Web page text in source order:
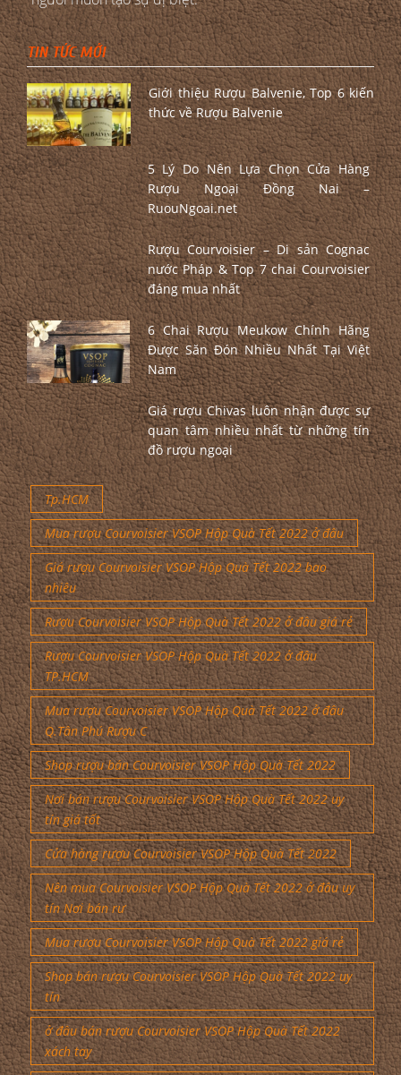
TIN TỨC MỚI
Giới thiệu Rượu Balvenie, Top 6 kiến
thức về Rượu Balvenie
5 Lý Do Nên Lựa Chọn Cửa Hàng
Rượu Ngoại Đồng Nai –
RuouNgoai.net
Rượu Courvoisier – Di sản Cognac
nước Pháp & Top 7 chai Courvoisier
đáng mua nhất
6 Chai Rượu Meukow Chính Hãng
Được Săn Đón Nhiều Nhất Tại Việt
Nam
Giá rượu Chivas luôn nhận được sự
quan tâm nhiều nhất từ những tín
đồ rượu ngoại
Tp.HCM
Mua rượu Courvoisier VSOP Hộp Quà Tết 2022 ở đâu
Giá rượu Courvoisier VSOP Hộp Quà Tết 2022 bao
nhiêu
Rượu Courvoisier VSOP Hộp Quà Tết 2022 ở đâu giá rẻ
Rượu Courvoisier VSOP Hộp Quà Tết 2022 ở đâu
TP.HCM
Mua rượu Courvoisier VSOP Hộp Quà Tết 2022 ở đâu
Q.Tân Phú Rượu C
Shop rượu bán Courvoisier VSOP Hộp Quà Tết 2022
Nơi bán rượu Courvoisier VSOP Hộp Quà Tết 2022 uy
tín giá tốt
Cửa hàng rượu Courvoisier VSOP Hộp Quà Tết 2022
Nên mua Courvoisier VSOP Hộp Quà Tết 2022 ở đâu uy
tín Nơi bán rư
Mua rượu Courvoisier VSOP Hộp Quà Tết 2022 giá rẻ
Shop bán rượu Courvoisier VSOP Hộp Quà Tết 2022 uy
tín
ở đâu bán rượu Courvoisier VSOP Hộp Quà Tết 2022
xách tay